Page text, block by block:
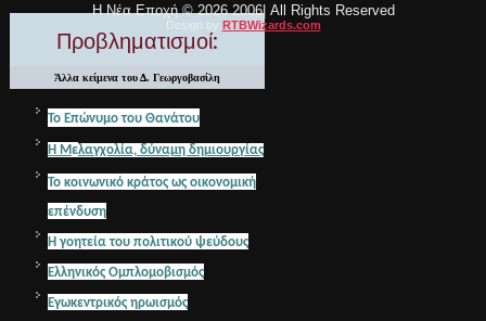
Προβληματισμοί:
Άλλα κείμενα του Δ. Γεωργοβασίλη
Το Επώνυμο του Θανάτου
Η Μελαγχολία, δύναμη δημιουργίας
Το κοινωνικό κράτος ως οικονομική
επένδυση
Η γοητεία του πολιτικού ψεύδους
Ελληνικός Ομπλομoβισμός
Εγωκεντρικός ηρωισμός
Η Νέα Εποχή ©2026 2006| All Rights Reserved
Design by RTBWizards.com